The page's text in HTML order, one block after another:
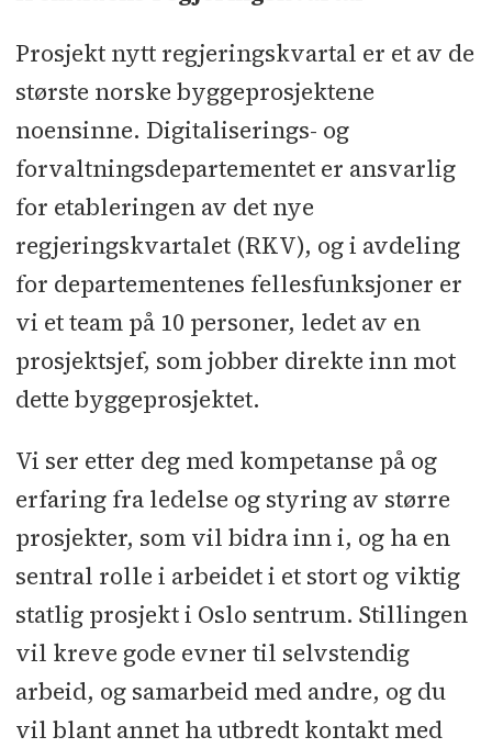
Søknadsfrist:
10.09.2025
Prosjekt nytt regjeringskvartal er et av de
største norske byggeprosjektene
noensinne. Digitaliserings- og
forvaltningsdepartementet er ansvarlig
for etableringen av det nye
regjeringskvartalet (RKV), og i avdeling
for departementenes fellesfunksjoner er
vi et team på 10 personer, ledet av en
prosjektsjef, som jobber direkte inn mot
dette byggeprosjektet.
Vi ser etter deg med kompetanse på og
erfaring fra ledelse og styring av større
prosjekter, som vil bidra inn i, og ha en
sentral rolle i arbeidet i et stort og viktig
statlig prosjekt i Oslo sentrum. Stillingen
vil kreve gode evner til selvstendig
arbeid, og samarbeid med andre, og du
vil blant annet ha utbredt kontakt med